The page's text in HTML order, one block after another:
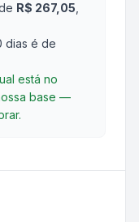
R$ 267,05
dias é de
está no
base —